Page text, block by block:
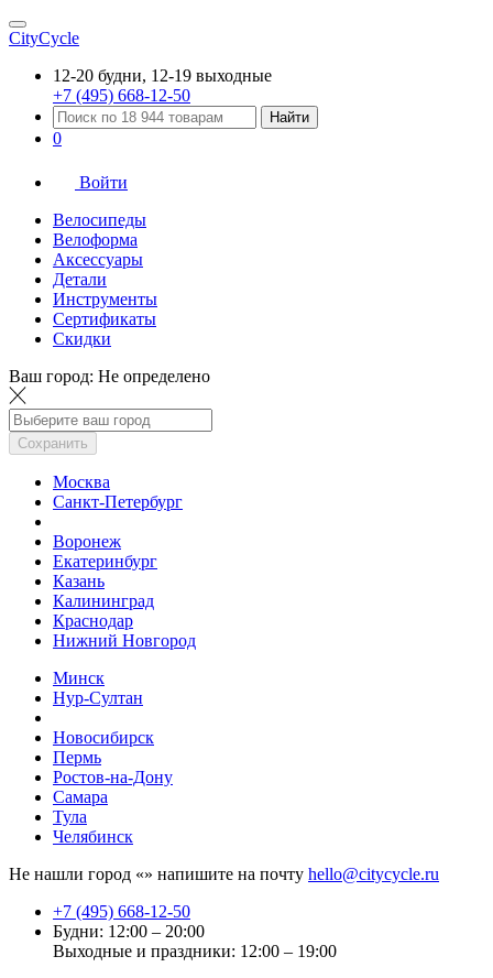
CityCycle
12-20 будни, 12-19 выходные
+7 (495) 668-12-50
Найти
0
Войти
Велосипеды
Велоформа
Аксессуары
Детали
Инструменты
Сертификаты
Скидки
Ваш город: Не определено
Сохранить
Москва
Санкт-Петербург
Воронеж
Екатеринбург
Казань
Калининград
Краснодар
Нижний Новгород
Минск
Нур-Султан
Новосибирск
Пермь
Ростов-на-Дону
Самара
Тула
Челябинск
Не нашли город «» напишите на почту hello@citycycle.ru
+7 (495) 668-12-50
Будни: 12:00 – 20:00
Выходные и праздники: 12:00 – 19:00